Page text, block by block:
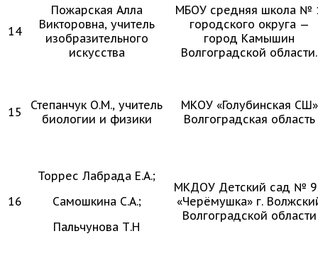
14
Пожарская Алла
Викторовна, учитель
изобразительного
искусства
МБОУ средняя школа №
городского округа —
город Камышин
Волгоградской области.
15
Степанчук О.М., учитель
биологии и физики
МКОУ «Голубинская СШ»
Волгоградская область
16
Торрес Лабрада Е.А.;
Самошкина С.А.;
Пальчунова Т.Н
МКДОУ Детский сад №
«Черёмушка» г.
Волгоградской области